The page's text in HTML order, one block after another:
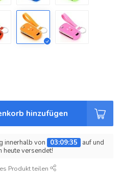
hinzufügen
innerhalb von 03:09:34
auf und
heute versendet!
Produkt teilen